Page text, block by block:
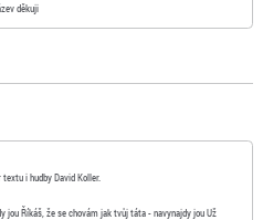
děkuji
i hudby David Koller.
jou Říkáš, že se chovám jak tvůj táta - navynajdy jou Už